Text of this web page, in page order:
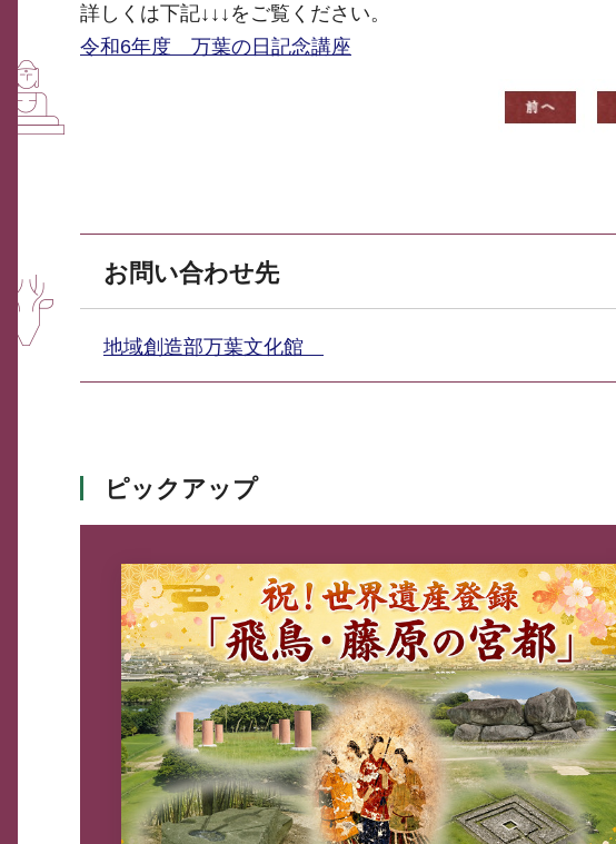
詳しくは下記↓↓↓をご覧ください。
令和6年度 万葉の日記念講座
お問い合わせ先
地域創造部万葉文化館
ピックアップ